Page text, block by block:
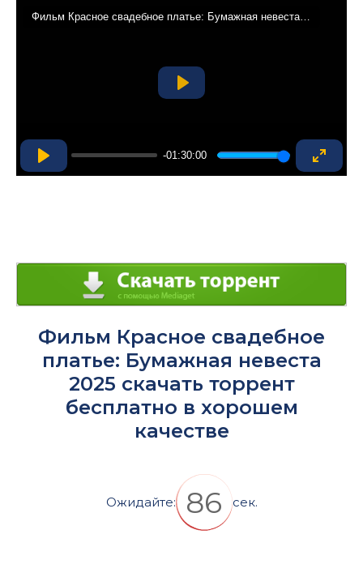
Play
-01:30:00
Enter
Фильм Красное свадебное платье: Бумажная невеста 2025
Фильм Красное свадебное
платье: Бумажная невеста
2025 скачать торрент
бесплатно в хорошем
качестве
Ожидайте: 86 сек.